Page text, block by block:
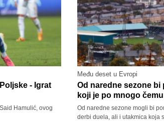
- Igrat
Hamulić, ovog
Među deset u Evropi
Od naredne sezone
koji je po mnogo
Od naredne sezone mogli bi
derbi duela, ali i utakmica koja